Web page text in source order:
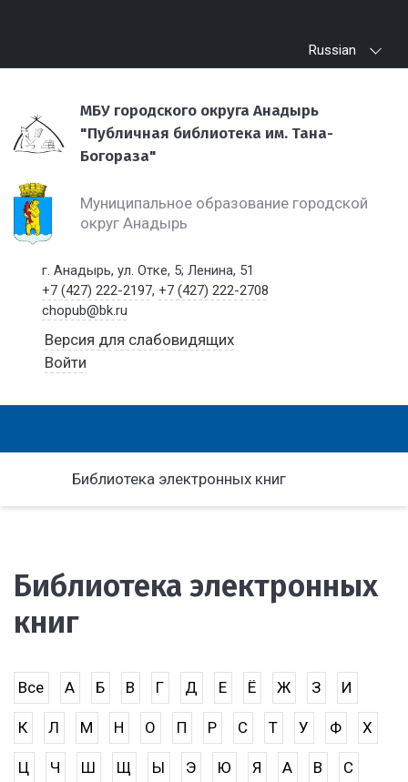
Russian
МБУ городского округа Анадырь
"Публичная библиотека им. Тана-
Богораза"
Муниципальное образование городской
округ Анадырь
г. Анадырь, ул. Отке, 5; Ленина, 51
+7 (427) 222-2197,+7 (427) 222-2708
chopub@bk.ru
Версия для слабовидящих
Войти
Библиотека электронных книг
Библиотека электронных
книг
Все А Б В Г Д Е Ё Ж З И
К Л М Н О П Р С Т У Ф Х
Ц Ч Ш Щ Ы Э Ю Я A B C